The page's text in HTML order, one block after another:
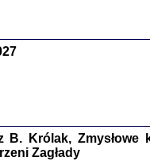
Okonowski, oprac. Marta
B. Królak, Zmysłowe
Zagłady